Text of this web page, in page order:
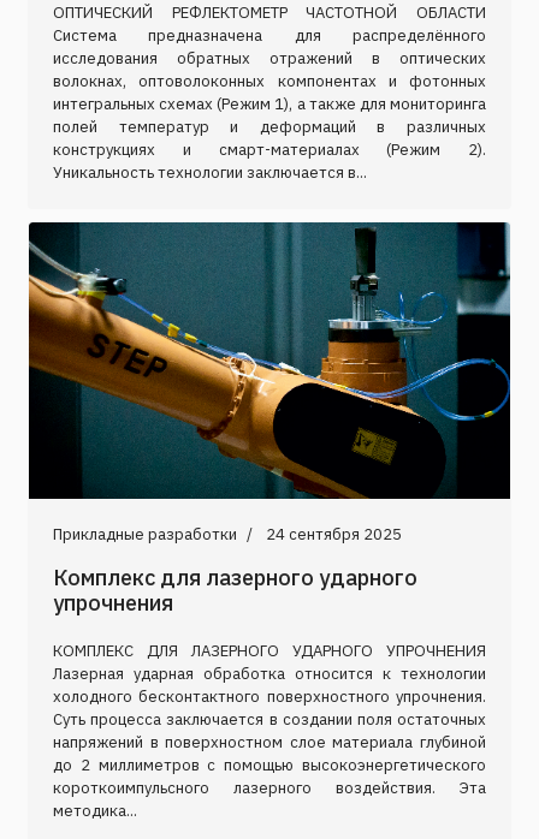
ОПТИЧЕСКИЙ РЕФЛЕКТОМЕТР ЧАСТОТНОЙ ОБЛАСТИ
Система предназначена для распределённого
исследования обратных отражений в оптических
волокнах, оптоволоконных компонентах и фотонных
интегральных схемах (Режим 1), а также для мониторинга
полей температур и деформаций в различных
конструкциях и смарт-материалах (Режим 2).
Уникальность технологии заключается в...
Прикладные разработки 24 сентября 2025
Комплекс для лазерного ударного
упрочнения
КОМПЛЕКС ДЛЯ ЛАЗЕРНОГО УДАРНОГО УПРОЧНЕНИЯ
Лазерная ударная обработка относится к технологии
холодного бесконтактного поверхностного упрочнения.
Суть процесса заключается в создании поля остаточных
напряжений в поверхностном слое материала глубиной
до 2 миллиметров с помощью высокоэнергетического
короткоимпульсного лазерного воздействия. Эта
методика...